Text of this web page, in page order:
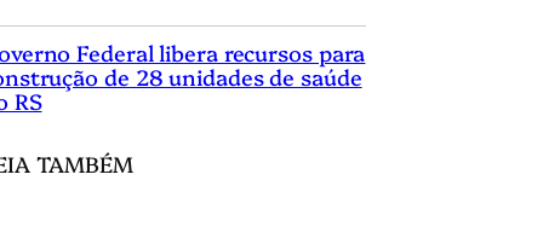
Federal libera recursos para
de 28 unidades de saúde
RS
TAMBÉM